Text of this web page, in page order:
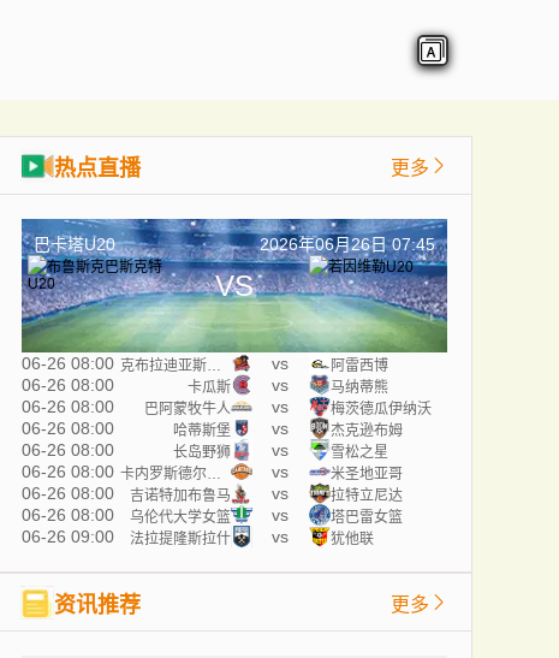
热点直播 更多
巴卡塔U20 2026年06月26日 07:45
VS
06-26 08:00 vs 阿雷西博
06-26 08:00 卡瓜斯 vs 马纳蒂熊
06-26 08:00 巴阿蒙牧牛人 vs 梅茨德瓜伊纳沃
06-26 08:00 哈蒂斯堡 vs 杰克逊布姆
06-26 08:00 长岛野狮 vs 雪松之星
06-26 08:00 vs 米圣地亚哥
06-26 08:00 吉诺特加布鲁马 vs 拉特立尼达
06-26 08:00 乌伦代大学女篮 vs 塔巴雷女篮
06-26 09:00 法拉提隆斯拉什 vs 犹他联
资讯推荐 更多